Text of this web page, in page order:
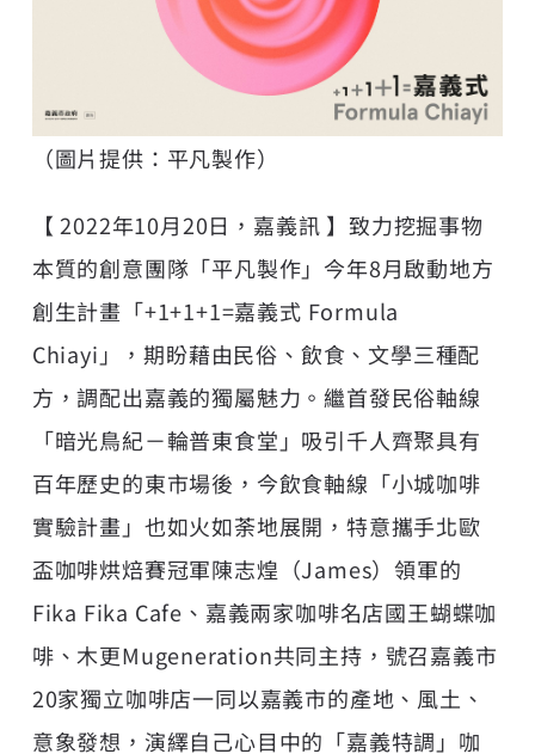
（圖片提供：平凡製作）
【 2022年10月20日，嘉義訊 】致力挖掘事物
本質的創意團隊「平凡製作」今年8月啟動地方
創生計畫「+1+1+1=嘉義式 Formula
Chiayi」，期盼藉由民俗、飲食、文學三種配
方，調配出嘉義的獨屬魅力。繼首發民俗軸線
「暗光鳥紀－輪普東食堂」吸引千人齊聚具有
百年歷史的東市場後，今飲食軸線「小城咖啡
實驗計畫」也如火如荼地展開，特意攜手北歐
盃咖啡烘焙賽冠軍陳志煌（James）領軍的
Fika Fika Cafe、嘉義兩家咖啡名店國王蝴蝶咖
啡、木更Mugeneration共同主持，號召嘉義市
20家獨立咖啡店一同以嘉義市的產地、風土、
意象發想，演繹自己心目中的「嘉義特調」咖